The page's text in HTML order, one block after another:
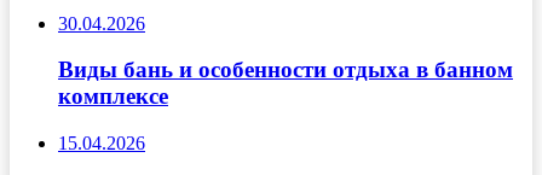
30.04.2026
Виды бань и особенности отдыха в банном
комплексе
15.04.2026